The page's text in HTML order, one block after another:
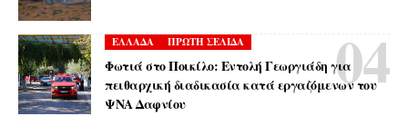
ΕΛΛΑΔΑ ΠΡΩΤΗ ΣΕΛΙΔΑ
Φωτιά στο Ποικίλο: Εντολή Γεωργιάδη για
πειθαρχική διαδικασία κατά εργαζόμενων του
ΨΝΑ Δαφνίου